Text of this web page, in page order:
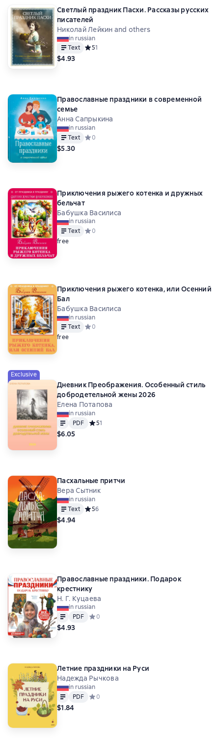
Светлый праздник Пасхи. Рассказы русских
писателей
Николай Лейкин and others
in russian
Text
Средний рейтинг 5 на основе 1 оценок
51
$4.93
Православные праздники в современной
семье
Анна Сапрыкина
in russian
Text
Средний рейтинг 0 на основе 0 оценок
0
$5.30
Приключения рыжего котенка и дружных
бельчат
Бабушка Василиса
in russian
Text
Средний рейтинг 0 на основе 0 оценок
0
free
Приключения рыжего котенка, или Осенний
Бал
Бабушка Василиса
in russian
Text
Средний рейтинг 0 на основе 0 оценок
0
free
Exclusive
Дневник Преображения. Особенный стиль
добродетельной жены 2026
Елена Потапова
in russian
Text
PDF
PDF Средний рейтинг 5 на основе 1 оценок
51
$6.05
Пасхальные притчи
Вера Сытник
in russian
Text
Средний рейтинг 5 на основе 6 оценок
56
$4.94
Православные праздники. Подарок
крестнику
Н. Г. Куцаева
in russian
Text
PDF
PDF Средний рейтинг 0 на основе 0 оценок
0
$4.93
Летние праздники на Руси
Надежда Рычкова
in russian
Text
PDF
PDF Средний рейтинг 0 на основе 0 оценок
0
$1.84